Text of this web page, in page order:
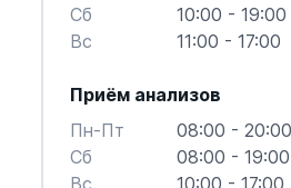
Cб
10:00 - 19:00
Вс
11:00 - 17:00
Приём анализов
Пн-Пт
08:00 - 20:00
Cб
08:00 - 19:00
Вс
10:00 - 17:00